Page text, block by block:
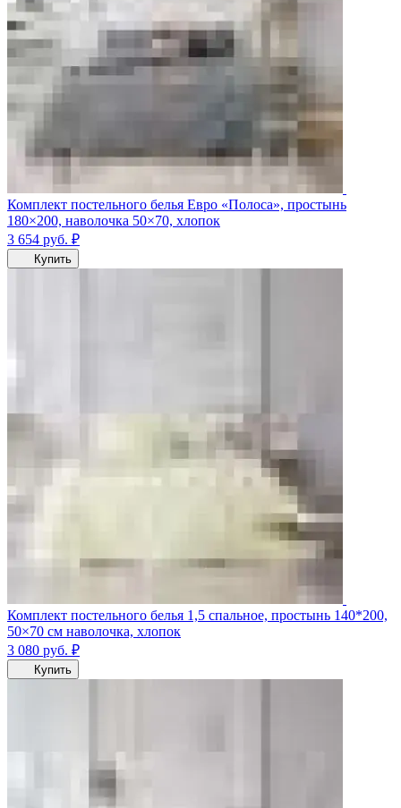
Комплект постельного белья Евро «Полоса», простынь
180×200, наволочка 50×70, хлопок
3 654 руб. ₽
Купить
Комплект постельного белья 1,5 спальное, простынь 140*200,
50×70 см наволочка, хлопок
3 080 руб. ₽
Купить